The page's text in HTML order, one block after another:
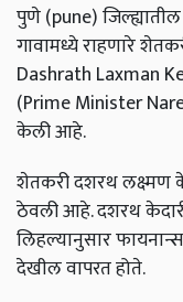
पुणे (pune)
गावामध्ये राहणारे
Dashrath Laxman
(Prime Minister
केली आहे.
शेतकरी दशरथ लक्ष्मण
ठेवली आहे. दशरथ
लिहल्यानुसार
देखील वापरत होते.